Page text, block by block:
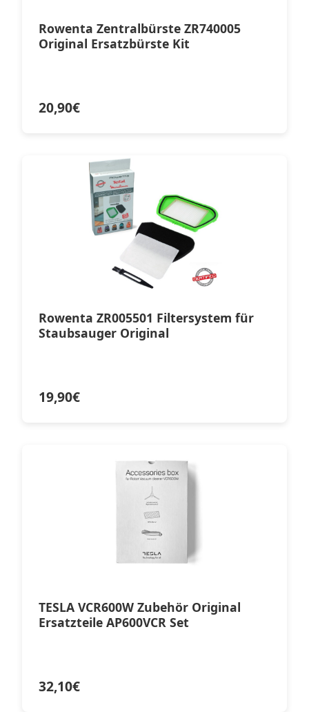
Rowenta Zentralbürste ZR740005
Original Ersatzbürste Kit
20,90€
Rowenta ZR005501 Filtersystem für
Staubsauger Original
19,90€
TESLA VCR600W Zubehör Original
Ersatzteile AP600VCR Set
32,10€